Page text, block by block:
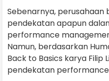
Sebenarnya, perusahaan
pendekatan apapun
performance
Namun, berdasarkan
Back to Basics karya Filip
pendekatan